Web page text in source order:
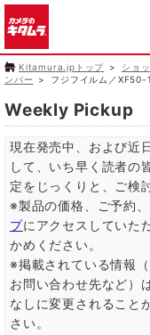
Kitamura.jpトップ ショ
ンバー
フジフイルム／
Weekly Pickup
現在発売中、および近
して、いち早く読者の
定をじっくりと、ご検
※製品の価格、ご予約
プにアクセスしていた
かめください。
※掲載されている情報
お問い合わせ先など）
なしに変更されること
さい。